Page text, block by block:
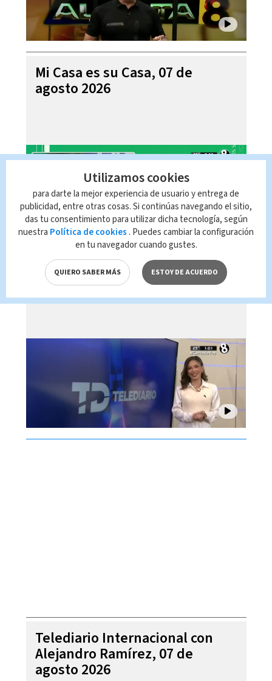
Mi Casa es su Casa, 07 de
agosto 2026
Telediario En Directo con Paula
Brenes, 07 de agosto 2026
Telediario Internacional con
Alejandro Ramírez, 07 de
agosto 2026
Utilizamos cookies
para darte la mejor experiencia de usuario y entrega de
publicidad, entre otras cosas. Si continúas navegando el sitio,
das tu consentimiento para utilizar dicha tecnología, según
nuestra Política de cookies . Puedes cambiar la configuración
en tu navegador cuando gustes.
QUIERO SABER MÁS ESTOY DE ACUERDO